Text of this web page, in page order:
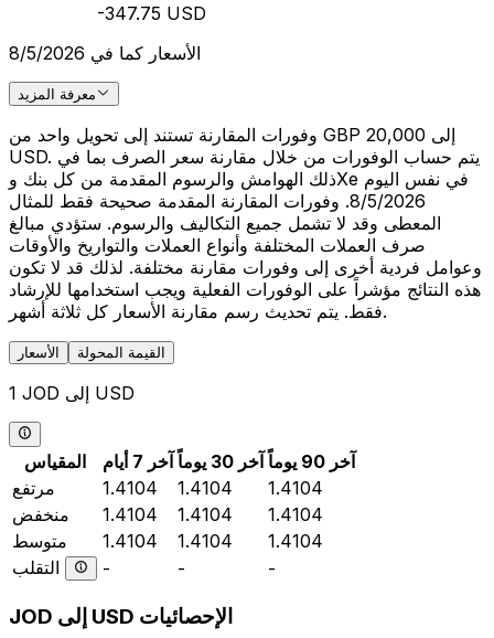
-347.75 USD
الأسعار كما في 8/5/2026
معرفة المزيد
وفورات المقارنة تستند إلى تحويل واحد من GBP 20,000 إلى
USD. يتم حساب الوفورات من خلال مقارنة سعر الصرف بما في
ذلك الهوامش والرسوم المقدمة من كل بنك وXe في نفس اليوم
8/5/2026. وفورات المقارنة المقدمة صحيحة فقط للمثال
المعطى وقد لا تشمل جميع التكاليف والرسوم. ستؤدي مبالغ
صرف العملات المختلفة وأنواع العملات والتواريخ والأوقات
وعوامل فردية أخرى إلى وفورات مقارنة مختلفة. لذلك قد لا تكون
هذه النتائج مؤشراً على الوفورات الفعلية ويجب استخدامها للإرشاد
فقط. يتم تحديث رسم مقارنة الأسعار كل ثلاثة أشهر.
الأسعار القيمة المحولة
1 JOD إلى USD
المقياس آخر 7 أيام آخر 30 يوماً
آخر 90 يوماً
مرتفع
1.4104 1.4104
1.4104
منخفض
1.4104 1.4104
1.4104
متوسط
1.4104 1.4104
1.4104
التقلب
- - -
JOD إلى USD الإحصائيات